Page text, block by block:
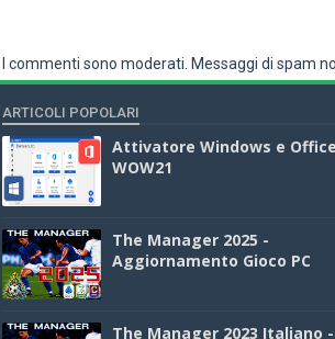
I commenti sono moderati. Messaggi di spam
ARTICOLI POPOLARI
Attivatore Windows e
WOW21
The Manager 2025 -
Aggiornamento Gioco PC
The Manager 2023 Italiano -